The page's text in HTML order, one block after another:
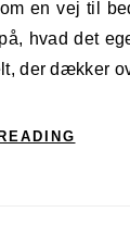
hvad det
der dækker